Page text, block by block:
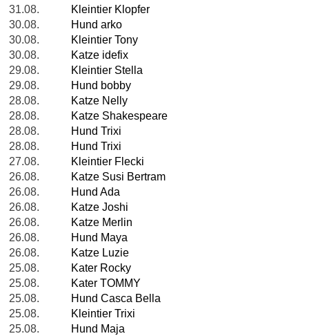
31.08.
Kleintier Klopfer
30.08.
Hund arko
30.08.
Kleintier Tony
30.08.
Katze idefix
29.08.
Kleintier Stella
29.08.
Hund bobby
28.08.
Katze Nelly
28.08.
Katze Shakespeare
28.08.
Hund Trixi
28.08.
Hund Trixi
27.08.
Kleintier Flecki
26.08.
Katze Susi Bertram
26.08.
Hund Ada
26.08.
Katze Joshi
26.08.
Katze Merlin
26.08.
Hund Maya
26.08.
Katze Luzie
25.08.
Kater Rocky
25.08.
Kater TOMMY
25.08.
Hund Casca Bella
25.08.
Kleintier Trixi
25.08.
Hund Maja